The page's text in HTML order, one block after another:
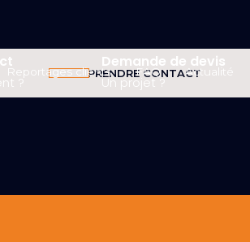
?
Demande de devis
Un projet ?
Reportages clients FAQ Actualité
PRENDRE CONTACT